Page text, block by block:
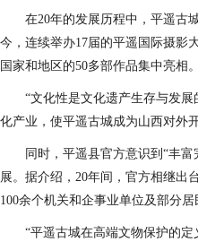
在20年的发展历程中，平遥古
今，连续举办17届的平遥国际摄影
国家和地区的50多部作品集中亮相。
“文化性是文化遗产生存与发
化产业，使平遥古城成为山西对外
同时，平遥县官方意识到“丰
展。据介绍，20年间，官方相继出
100余个机关和企事业单位及部分
“平遥古城在高端文物保护的